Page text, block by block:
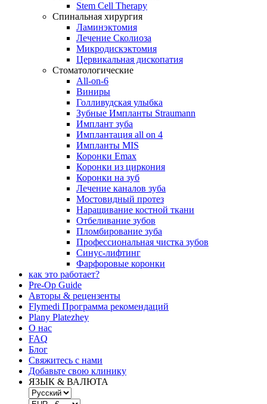
Stem Cell Therapy
Спинальная хирургия
Ламинэктомия
Лечение Сколиоза
Микродискэктомия
Цервикальная дископатия
Стоматологические
All-on-6
Виниры
Голливудская улыбка
Зубные Импланты Straumann
Имплант зуба
Имплантация all on 4
Импланты MIS
Коронки Emax
Коронки из циркония
Коронки на зуб
Лечение каналов зуба
Мостовидный протез
Наращивание костной ткани
Отбеливание зубов
Пломбирование зуба
Профессиональная чистка зубов
Синус-лифтинг
Фарфоровые коронки
как это работает?
Pre-Op Guide
Авторы & рецензенты
Flymedi Программа рекомендаций
Plany Platezhey
О нас
FAQ
Блог
Свяжитесь с нами
Добавьте свою клинику
ЯЗЫК & ВАЛЮТА